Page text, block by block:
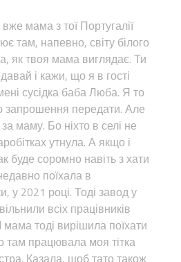
мама з тої Португалії
там, напевно, світу білого
як твоя мама виглядає. Ти
і кажи, що я в гості
сусідка баба Люба. Я то
запрошення передати. Але
маму. Бо ніхто в селі не
утнула. А якщо і
буде соромно навіть з хати
поїхала в
у 2021 році. Тоді завод у
всіх працівників
мама тоді вирішила поїхати
там працювала моя тітка
Казала, щоб тато також